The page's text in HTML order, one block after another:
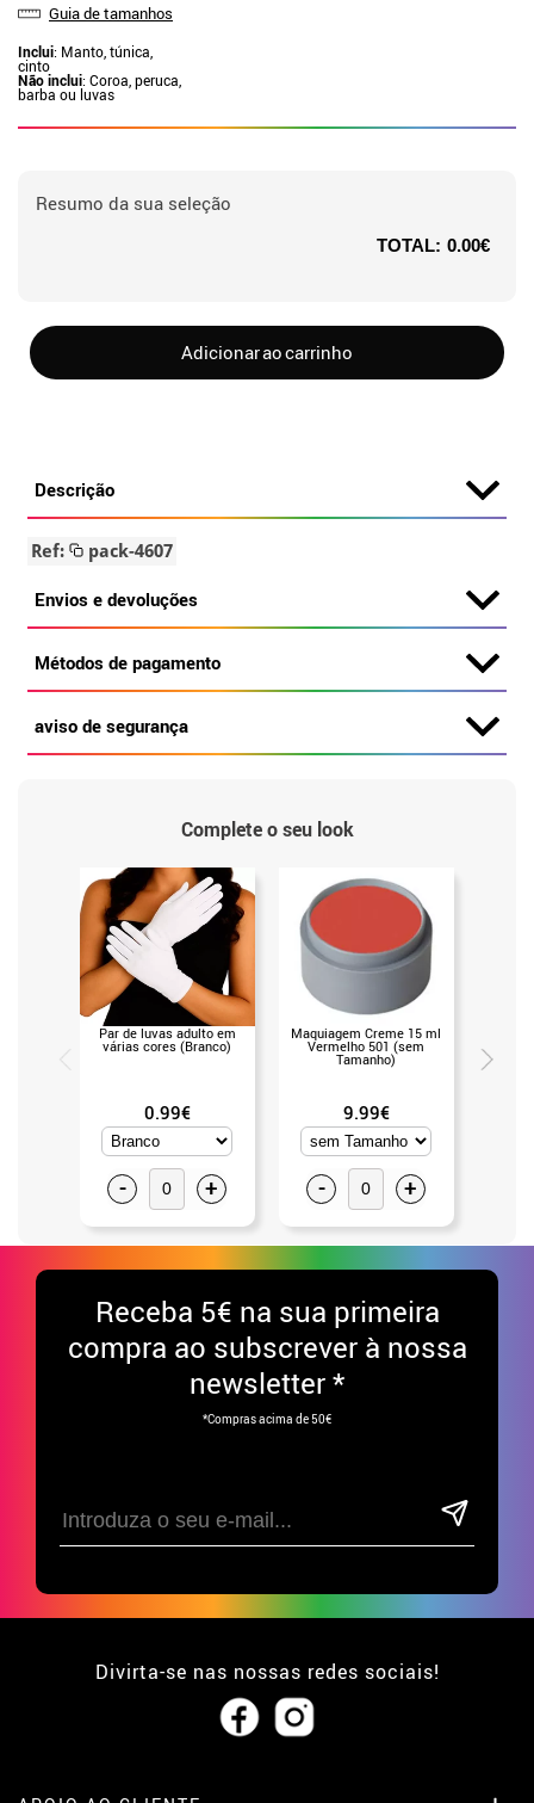
Guia de tamanhos
Inclui: Manto, túnica,
cinto
Não inclui: Coroa, peruca,
barba ou luvas
Resumo da sua seleção
TOTAL: 0.00€
Adicionar ao carrinho
Descrição
Ref: pack-4607
Envios e devoluções
Métodos de pagamento
aviso de segurança
Complete o seu look
Par de luvas adulto em
várias cores (Branco)
0.99€
- +
Maquiagem Creme 15 ml
Vermelho 501 (sem
Tamanho)
9.99€
- +
Receba 5€ na sua primeira
compra ao subscrever à nossa
newsletter *
*Compras acima de 50€
Divirta-se nas nossas redes sociais!